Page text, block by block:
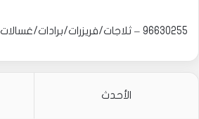
96630255 – ثلاجات/فريزرات/برادات/غسالات عادي
الأحدث